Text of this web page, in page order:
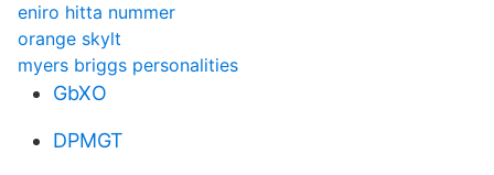
eniro hitta nummer
orange skylt
myers briggs personalities
GbXO
DPMGT